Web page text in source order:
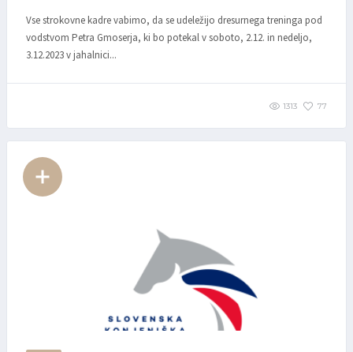
Vse strokovne kadre vabimo, da se udeležijo dresurnega treninga pod
vodstvom Petra Gmoserja, ki bo potekal v soboto, 2.12. in nedeljo,
3.12.2023 v jahalnici...
1313 77